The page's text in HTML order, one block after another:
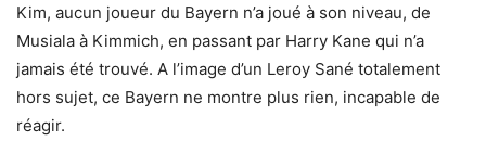
Kim, aucun joueur du Bayern n’a joué à son niveau, de
Musiala à Kimmich, en passant par Harry Kane qui n’a
jamais été trouvé. A l’image d’un Leroy Sané totalement
hors sujet, ce Bayern ne montre plus rien, incapable de
réagir.